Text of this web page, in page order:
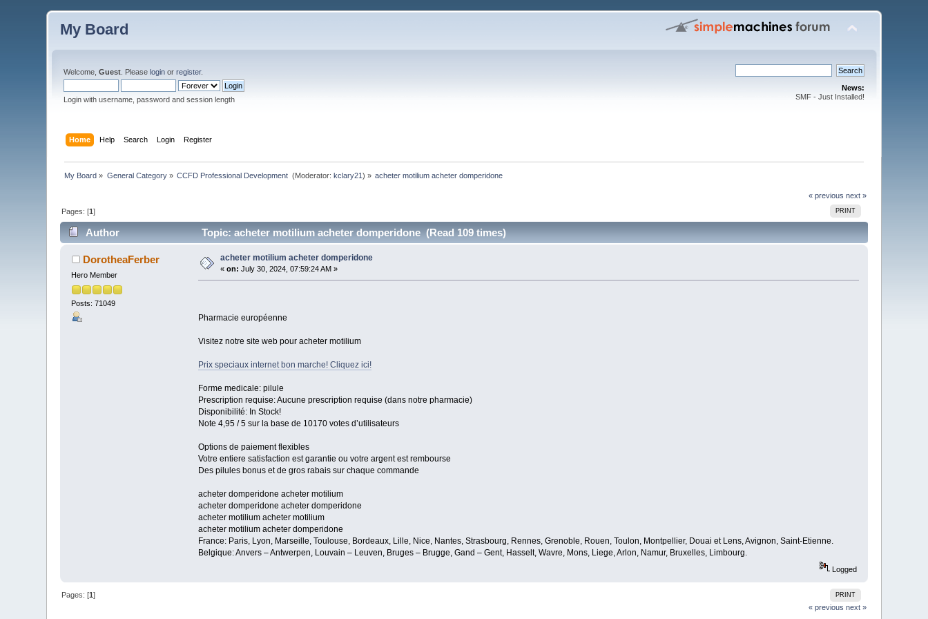
My Board
Welcome,Guest . Pleaselogin orregister.
Login with username, password and session length
News:
SMF - Just Installed!
Home Help Search Login Register
My Board » General Category» CCFD Professional Development (Moderator:kclary21) » acheter motilium acheter domperidone
« previous next »
PRINT
Pages: [1]
Author Topic: acheter motilium acheter domperidone (Read 109 times)
DorotheaFerber
Hero Member
Posts: 71049
acheter motilium acheter domperidone
«on: July 30, 2024, 07:59:24 AM »
Pharmacie européenne
Visitez notre site web pour acheter motilium
Prix speciaux internet bon marche! Cliquez ici!
Forme medicale: pilule
Prescription requise: Aucune prescription requise (dans notre pharmacie)
Disponibilité: In Stock!
Note 4,95 / 5 sur la base de 10170 votes d’utilisateurs
Options de paiement flexibles
Votre entiere satisfaction est garantie ou votre argent est rembourse
Des pilules bonus et de gros rabais sur chaque commande
acheter domperidone acheter motilium
acheter domperidone acheter domperidone
acheter motilium acheter motilium
acheter motilium acheter domperidone
France: Paris, Lyon, Marseille, Toulouse, Bordeaux, Lille, Nice, Nantes, Strasbourg, Rennes, Grenoble, Rouen, Toulon, Montpellier, Douai et Lens, Avignon, Saint-Etienne.
Belgique: Anvers – Antwerpen, Louvain – Leuven, Bruges – Brugge, Gand – Gent, Hasselt, Wavre, Mons, Liege, Arlon, Namur, Bruxelles, Limbourg.
Logged
PRINT
Pages: [1]
« previous next »